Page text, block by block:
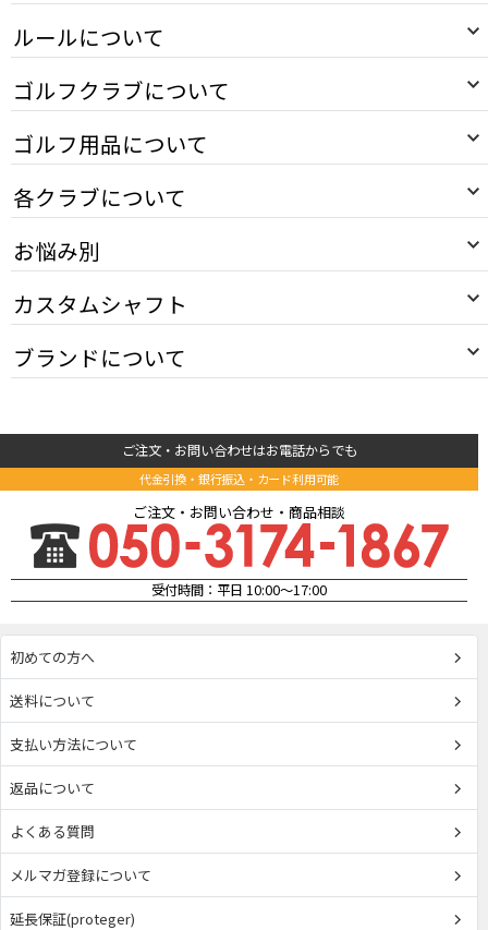
ルールについて
ゴルフクラブについて
ゴルフ用品について
各クラブについて
お悩み別
カスタムシャフト
ブランドについて
ご注文・お問い合わせはお電話からでも
代金引換・銀行振込・カード利用可能
ご注文・お問い合わせ・商品相談
受付時間：平日 10:00～17:00
初めての方へ
送料について
支払い方法について
返品について
よくある質問
メルマガ登録について
延長保証(proteger)